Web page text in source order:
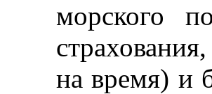
морского
на время) и